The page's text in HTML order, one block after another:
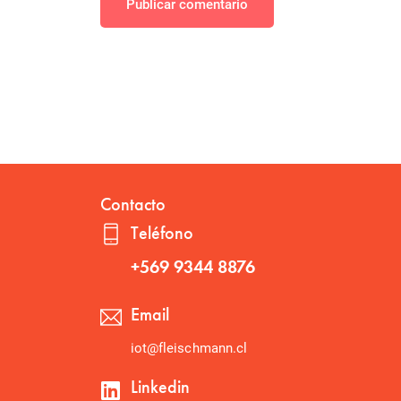
Publicar comentario
Contacto
Teléfono
+569 9344 8876
Email
iot@fleischmann.cl
Linkedin